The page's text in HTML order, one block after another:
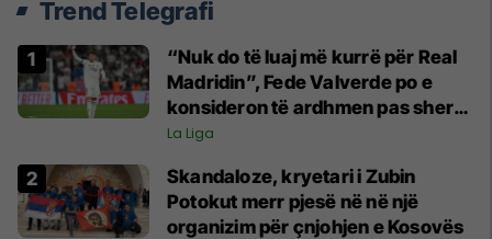
Trend Telegrafi
“Nuk do të luaj më kurrë për Real
Madridin”, Fede Valverde po e
konsideron të ardhmen pas sherrit
me Tchouamenin
La Liga
Skandaloze, kryetari i Zubin
Potokut merr pjesë në në një
organizim për çnjohjen e Kosovës